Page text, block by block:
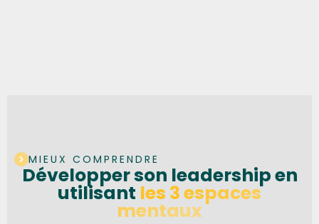
MIEUX COMPRENDRE
Développer son leadership en
utilisant les 3 espaces
mentaux